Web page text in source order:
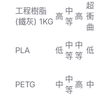
工程樹脂
(鐵灰) 1KG
高
中
等
高
曲
PLA 低
中
等
中
等
PETG 中
中
等
高